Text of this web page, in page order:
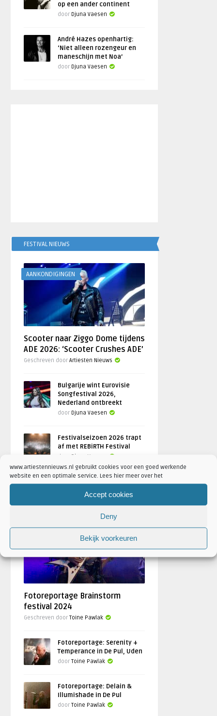
www.artiestennieuws.nl gebruikt cookies voor een goed werkende
website en een optimale service. Lees hier meer over het
Accept cookies
Deny
Bekijk voorkeuren
op een ander continent
door Djuna Vaesen
André Hazes openhartig:
‘Niet alleen rozengeur en
maneschijn met Noa’
door Djuna Vaesen
FESTIVAL NIEUWS
AANKONDIGINGEN
Scooter naar Ziggo Dome tijdens
ADE 2026: ‘Scooter Crushes ADE’
Geschreven doorArtiesten Nieuws
Bulgarije wint Eurovisie
Songfestival 2026,
Nederland ontbreekt
door Djuna Vaesen
Festivalseizoen 2026 trapt
af met REBiRTH Festival
door Djuna Vaesen
Fotoreportage Brainstorm
festival 2024
Geschreven doorToine Pawlak
Fotoreportage: Serenity +
Temperance in De Pul, Uden
doorToine Pawlak
Fotoreportage: Delain &
Illumishade in De Pul
doorToine Pawlak